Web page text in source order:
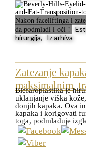
Nakon faceliftinga i
da podmladi i oči !
hirurgija, Iz arhiva
Zatezanje
maksimalnim,
Blefaroplastika je
uklanjanje viška
donjih kapaka. Ova
kapaka i korigovati
toga, podmlađuje